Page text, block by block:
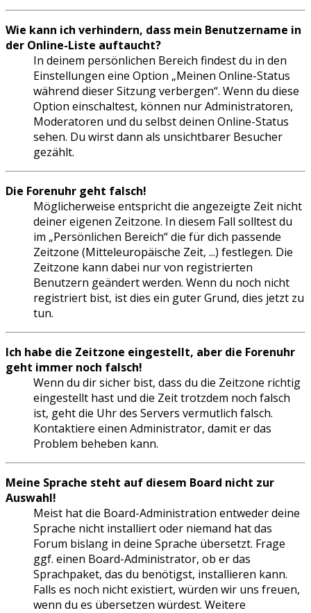
Wie kann ich verhindern, dass mein Benutzername in
der Online-Liste auftaucht?
In deinem persönlichen Bereich findest du in den
Einstellungen eine Option „Meinen Online-Status
während dieser Sitzung verbergen“. Wenn du diese
Option einschaltest, können nur Administratoren,
Moderatoren und du selbst deinen Online-Status
sehen. Du wirst dann als unsichtbarer Besucher
gezählt.
Die Forenuhr geht falsch!
Möglicherweise entspricht die angezeigte Zeit nicht
deiner eigenen Zeitzone. In diesem Fall solltest du
im „Persönlichen Bereich“ die für dich passende
Zeitzone (Mitteleuropäische Zeit, ...) festlegen. Die
Zeitzone kann dabei nur von registrierten
Benutzern geändert werden. Wenn du noch nicht
registriert bist, ist dies ein guter Grund, dies jetzt zu
tun.
Ich habe die Zeitzone eingestellt, aber die Forenuhr
geht immer noch falsch!
Wenn du dir sicher bist, dass du die Zeitzone richtig
eingestellt hast und die Zeit trotzdem noch falsch
ist, geht die Uhr des Servers vermutlich falsch.
Kontaktiere einen Administrator, damit er das
Problem beheben kann.
Meine Sprache steht auf diesem Board nicht zur
Auswahl!
Meist hat die Board-Administration entweder deine
Sprache nicht installiert oder niemand hat das
Forum bislang in deine Sprache übersetzt. Frage
ggf. einen Board-Administrator, ob er das
Sprachpaket, das du benötigst, installieren kann.
Falls es noch nicht existiert, würden wir uns freuen,
wenn du es übersetzen würdest. Weitere